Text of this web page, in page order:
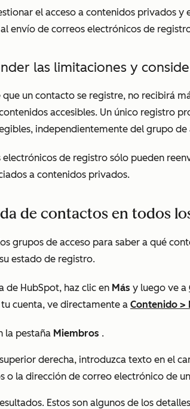
el acceso a contenidos privados
envío de correos electrónicos de
las limitaciones y
que un contacto se registre, no recibirá
accesibles. Un único registro
independientemente del grupo de
electrónicos de registro sólo pueden
a contenidos privados.
de contactos en todos
grupos de acceso para saber a qué
estado de registro.
de HubSpot, haz clic en Más y luego ve a
cuenta, ve directamente a Contenido >
la pestaña Miembros .
derecha, introduzca texto en el
o la dirección de correo electrónico de
Estos son algunos de los